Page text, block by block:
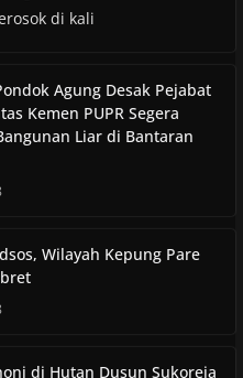
di kali
Agung Desak Pejabat
Kemen PUPR Segera
Liar di Bantaran
Wilayah Kepung Pare
di Hutan Dusun Sukoreja